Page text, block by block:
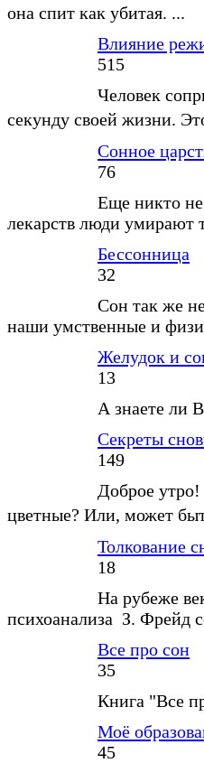
она спит как убитая. ...
Влияние
515
Человек
секунду своей жизни.
Сонное
76
Еще никто
лекарств люди умирают
Бессонница
32
Сон так же
наши умственные и
Желудок и
13
А знаете ли
Секреты
149
Доброе
цветные? Или, может
Толкование
18
На рубеже
психоанализа З. Фрейд
Все про сон
35
Книга "Все
Моё
45